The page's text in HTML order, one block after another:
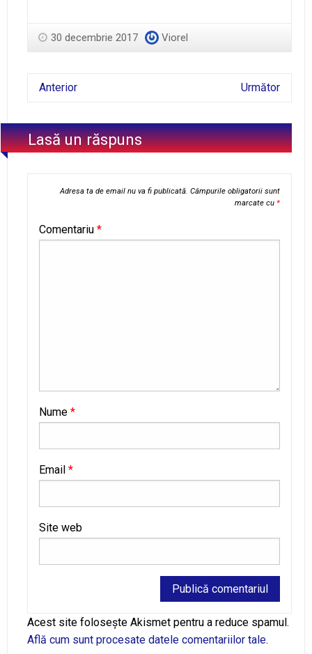
30 decembrie 2017 Viorel
Anterior Următor
Lasă un răspuns
Adresa ta de email nu va fi publicată. Câmpurile obligatorii sunt
marcate cu *
Comentariu *
Nume *
Email *
Site web
Alternative:
Acest site folosește Akismet pentru a reduce spamul.
Află cum sunt procesate datele comentariilor tale.